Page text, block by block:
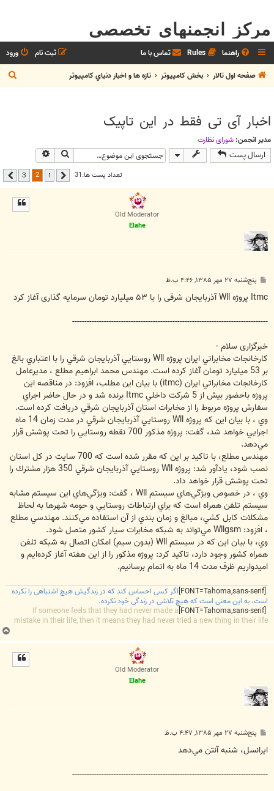
مرکز انجمنهای تخصصی
راهنما Rules تماس با ما ورود
ثبت نام
صفحه اول تالار
بخش كامپيوتر تازه ها و اخبار دنياي کامپيوتر
ج
س
اخبار آی تی فقط در این تاپیک
مدیر انجمن: شوراي نظارت
ارسال پست جستجو
تعداد پست ها:31 قبلی 2
3 بعدی
Old Moderator
Elahe
پ
ت
پنج‌شنبه ۲۷ مهر ۱۳۸۵, ۴:۴۶ ب.ظ
Itmc پروژه Wll آذربایجان شرقی را با ۵۳ میلیارد تومان سرمایه گذاری آغاز کرد
--------------------------------------------------------------------------------
خبرگزاری سلام -
كارخانجات مخابراتي ايران پروژه Wll روستايي آذربايجان شرقي را با اعتباري بالغ
بر 53 ميليارد تومان آغاز كرده است. مهندس محمد ابراهيم مطلع ، مديرعامل
كارخانجات مخابراتي ايران (itmc) با بيان اين مطلب، افزود: در مناقصه اين
پروژه باحضور بيش از 5 شركت داخلي Itmc برنده شد و در حال حاضر اجراي
سفارش پروژه مربوط را از مخابرات استان آذربايجان شرقي دريافت كرده است.
وي ، با بيان اين كه پروژه Wll روستايي آذربايجان شرقي در مدت زمان 14 ماه
اجرايي خواهد شد، گفت: پروژه مذكور 700 نقطه روستايي را تحت پوشش قرار
مي‌‏دهد.
مهندس مطلع، با تاكيد بر اين كه مقرر شده است كه 700 سايت در كل استان
نصب شود، يادآور شد: پروژه Wll روستايي آذربايجان شرقي 350 هزار مشترك را
تحت پوشش قرار خواهد داد.
وي ، در خصوص ويژگي‌‏هاي سيستم Wll ، گفت: ويژگي‌‏هاي اين سيستم مشابه
سيستم تلفن همراه است كه براي ارتباطات روستايي و حومه شهرها به لحاظ
مشكلات كابل كشي، مبالغ و زمان بندي از آن استفاده مي‌‏كنند. مهندسي مطلع
، افزود: Wllgsm مي‌‏تواند به شبكه مخابرات سيار كشور متصل شود.
وي، با بيان اين كه در سيستم Wll (بدون سيم) امكان اتصال به شبكه تلفن
همراه كشور وجود دارد، تاكيد كرد: پروژه مذكور را از اين هفته آغاز كرده‌‏ايم و
اميدواريم ظرف مدت 14 ماه به اتمام برسانيم.
اگر کسی احساس کند که در زندگیش هیچ اشتباهی را نکرده
است، به این معنی است که هیچ تلاشی در زندگی خود نکرده.
If someone feels that they had never made a
mistake in their life, then it means they had never tried a new thing in their life
ب
ا
Old Moderator
Elahe
پ
ت
پنج‌شنبه ۲۷ مهر ۱۳۸۵, ۴:۴۷ ب.ظ
ايرانسل، شنبه آنتن مي‌دهد
--------------------------------------------------------------------------------